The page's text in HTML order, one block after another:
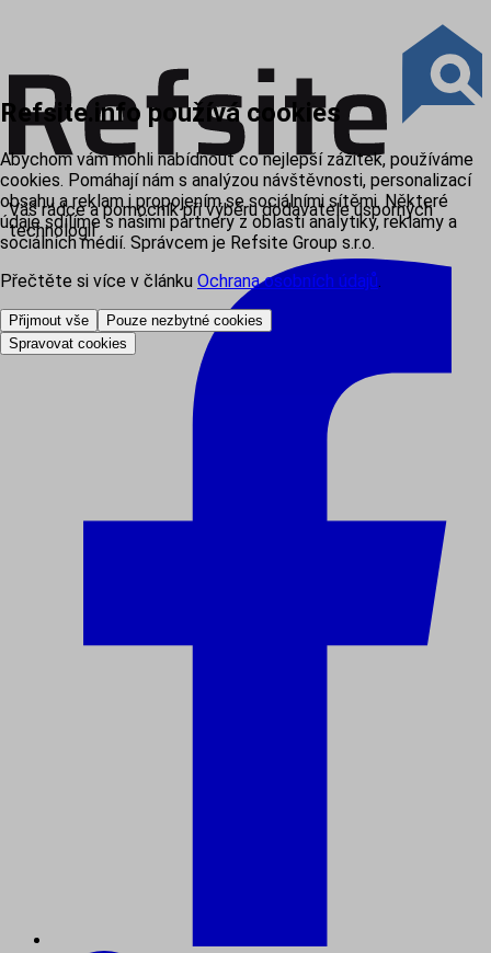
Váš rádce a pomocník při výběru dodavatele úsporných
technologií
Refsite.info používá cookies
Abychom vám mohli nabídnout co nejlepší zážitek, používáme
cookies. Pomáhají nám s analýzou návštěvnosti, personalizací
obsahu a reklam i propojením se sociálními sítěmi. Některé
údaje sdílíme s našimi partnery z oblasti analytiky, reklamy a
sociálních médií. Správcem je Refsite Group s.r.o.
Přečtěte si více v článku Ochrana osobních údajů.
Přijmout vše
Pouze nezbytné cookies
Spravovat cookies